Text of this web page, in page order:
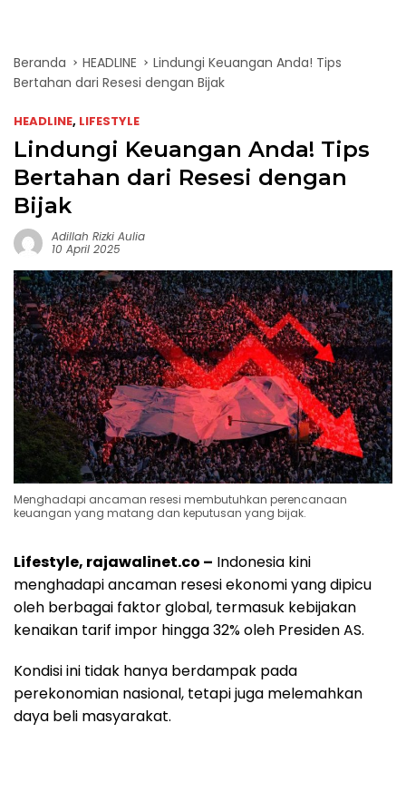
Beranda HEADLINE
Lindungi Keuangan Anda! Tips
Bertahan dari Resesi dengan Bijak
HEADLINE, LIFESTYLE
Lindungi Keuangan Anda! Tips
Bertahan dari Resesi dengan
Bijak
Adillah Rizki Aulia
10 April 2025
Menghadapi ancaman resesi membutuhkan perencanaan
keuangan yang matang dan keputusan yang bijak.
Lifestyle, rajawalinet.co – Indonesia kini
menghadapi ancaman resesi ekonomi yang dipicu
oleh berbagai faktor global, termasuk kebijakan
kenaikan tarif impor hingga 32% oleh Presiden AS.
Kondisi ini tidak hanya berdampak pada
perekonomian nasional, tetapi juga melemahkan
daya beli masyarakat.